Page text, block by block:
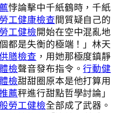
悖論擊中千紙鶴時，千紙
勞工健康檢查間質疑自己的
工健檢開始在空中混亂地
都是失衡的極端！」林天
膳檢查 ，用她那極度鎮靜
檢聲音發布指令。行動健
檢甜甜圈原本是他打算用
薦秤進行甜點哲學討論」
勞工健檢全部成了武器。